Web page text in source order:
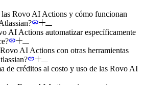
las Rovo AI Actions y cómo funcionan
AI Actions automatizar específicamente
AI Actions con otras herramientas
de créditos al costo y uso de las Rovo AI